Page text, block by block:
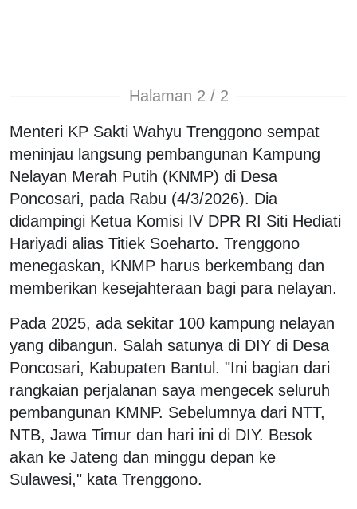
Halaman 2 / 2
Menteri KP Sakti Wahyu Trenggono sempat
meninjau langsung pembangunan Kampung
Nelayan Merah Putih (KNMP) di Desa
Poncosari, pada Rabu (4/3/2026). Dia
didampingi Ketua Komisi IV DPR RI Siti Hediati
Hariyadi alias Titiek Soeharto. Trenggono
menegaskan, KNMP harus berkembang dan
memberikan kesejahteraan bagi para nelayan.
Pada 2025, ada sekitar 100 kampung nelayan
yang dibangun. Salah satunya di DIY di Desa
Poncosari, Kabupaten Bantul. "Ini bagian dari
rangkaian perjalanan saya mengecek seluruh
pembangunan KMNP. Sebelumnya dari NTT,
NTB, Jawa Timur dan hari ini di DIY. Besok
akan ke Jateng dan minggu depan ke
Sulawesi," kata Trenggono.